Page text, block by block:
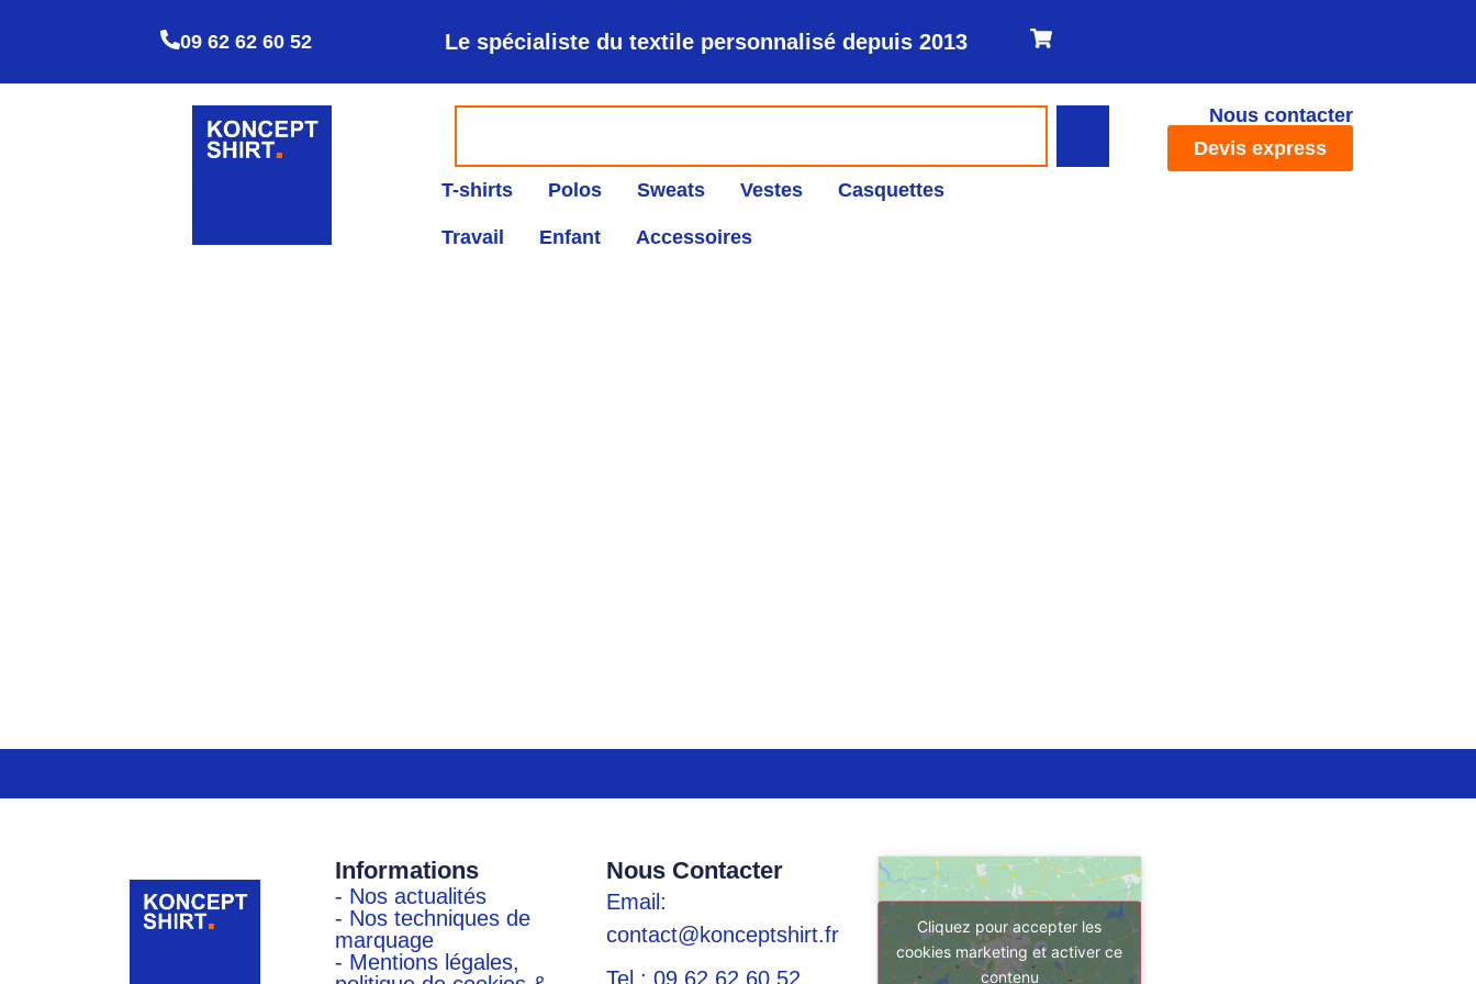
09 62 62 60 52 Le spécialiste du textile personnalisé depuis 2013
T-shirts Polos Sweats Vestes Casquettes
Travail Enfant Accessoires
Nous contacter
Devis express
Informations
- Nos actualités
- Nos techniques de
marquage
- Mentions légales,
Nous Contacter
Email:
contact@konceptshirt.fr
Tel : 09 62 62 60 52
Cliquez pour accepter les
cookies marketing et activer ce
contenu